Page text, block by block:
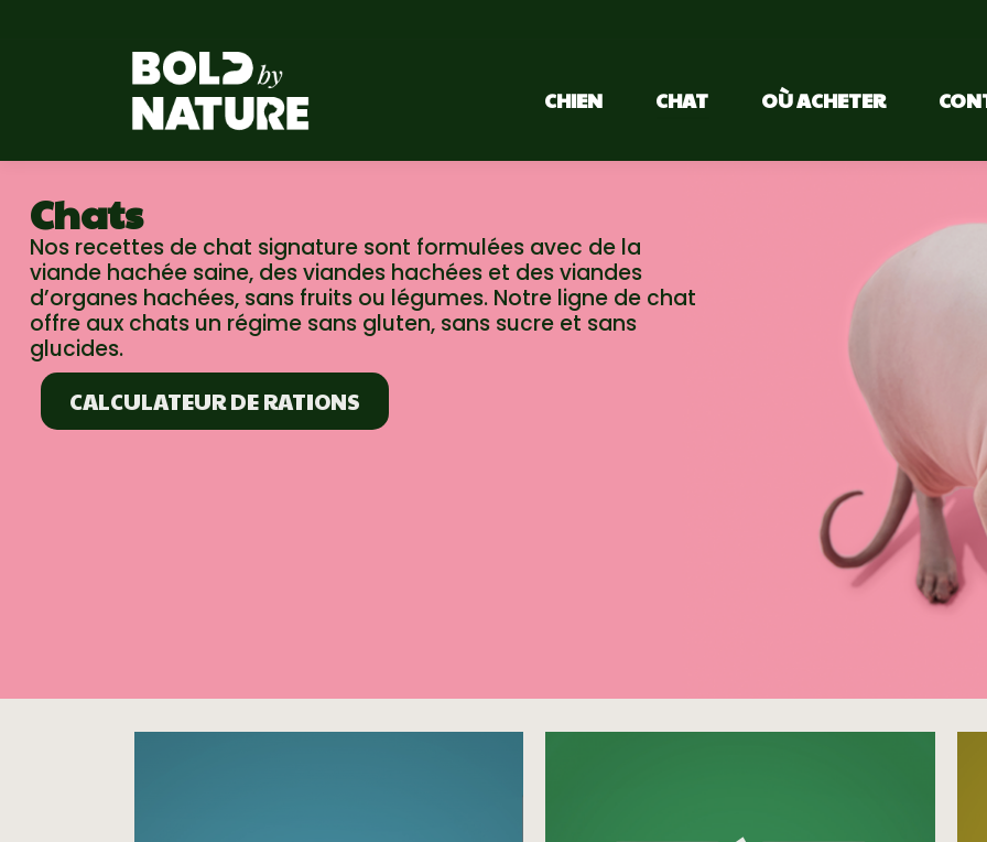
CHIEN CHAT OÙ ACHETER
Chats
Nos recettes de chat signature sont formulées avec de la
viande hachée saine, des viandes hachées et des viandes
d’organes hachées, sans fruits ou légumes. Notre ligne de chat
offre aux chats un régime sans gluten, sans sucre et sans
glucides.
CALCULATEUR DE RATIONS